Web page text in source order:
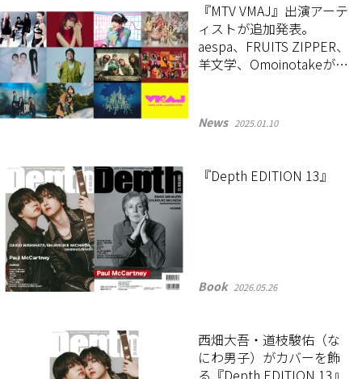
『MTV VMAJ』出演アーテ
ィストが追加発表。
aespa、FRUITS ZIPPER、
羊文学、Omoinotakeが決
News 2025.01.10
『Depth EDITION 13』
Book 2026.05.26
西畑大吾・道枝駿佑（な
にわ男子）がカバーを飾
る『Depth EDITION 13』